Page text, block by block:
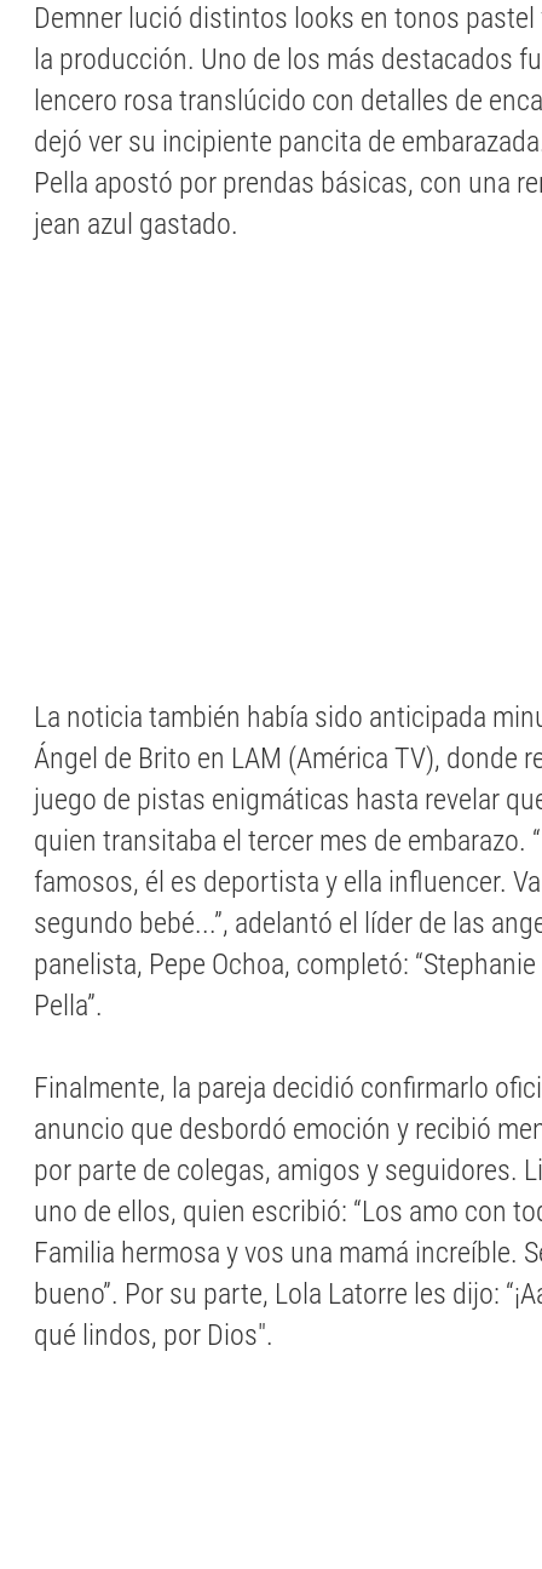
Demner lució distintos looks en tonos
la producción. Uno de los más destacados
lencero rosa translúcido con detalles de
dejó ver su incipiente pancita de
Pella apostó por prendas básicas, con una
jean azul gastado.
La noticia también había sido anticipada
Ángel de Brito en LAM (América TV), donde
juego de pistas enigmáticas hasta revelar
quien transitaba el tercer mes de embarazo.
famosos, él es deportista y ella influencer.
segundo bebé...”, adelantó el líder de las
panelista, Pepe Ochoa, completó:
Pella”.
Finalmente, la pareja decidió confirmarlo
anuncio que desbordó emoción y recibió
por parte de colegas, amigos y seguidores.
uno de ellos, quien escribió: “Los amo con
Familia hermosa y vos una mamá increíble.
bueno”. Por su parte, Lola Latorre les dijo:
qué lindos, por Dios".